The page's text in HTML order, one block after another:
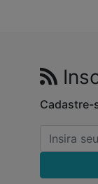
Cadastre-